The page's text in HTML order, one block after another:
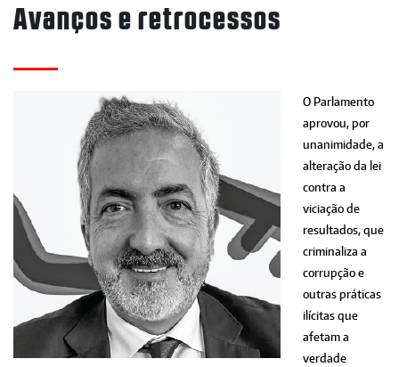
Avanços e retrocessos
O Parlamento
aprovou, por
unanimidade, a
alteração da lei
contra a
viciação de
resultados, que
criminaliza a
corrupção e
outras práticas
ilícitas que
afetam a
verdade